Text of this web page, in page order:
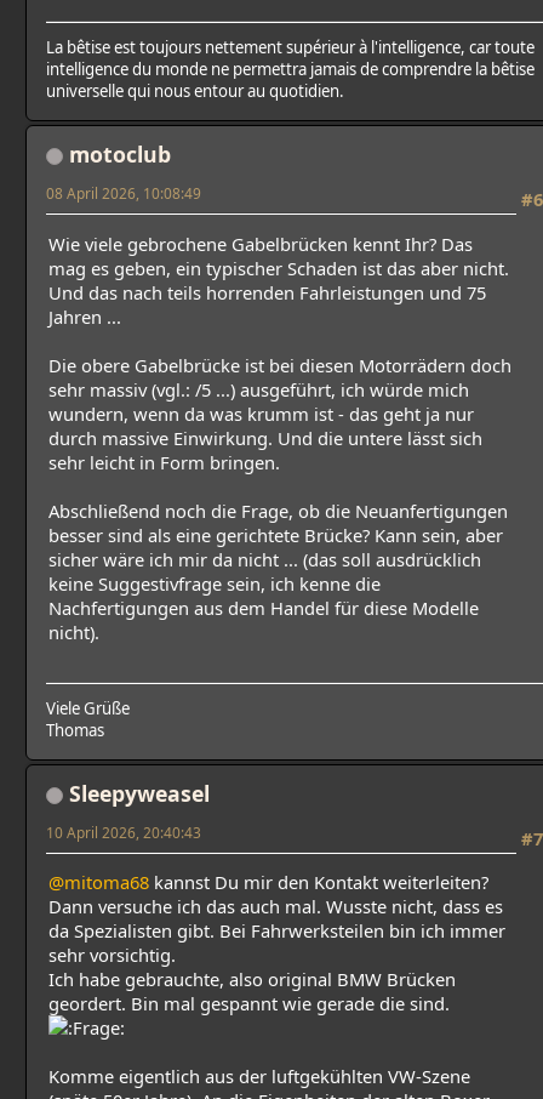
La bêtise est toujours nettement supérieur à l'intelligence, car toute
intelligence du monde ne permettra jamais de comprendre la bêtise
universelle qui nous entour au quotidien.
motoclub
#6
08 April 2026, 10:08:49
Wie viele gebrochene Gabelbrücken kennt Ihr? Das
mag es geben, ein typischer Schaden ist das aber nicht.
Und das nach teils horrenden Fahrleistungen und 75
Jahren ...
Die obere Gabelbrücke ist bei diesen Motorrädern doch
sehr massiv (vgl.: /5 ...) ausgeführt, ich würde mich
wundern, wenn da was krumm ist - das geht ja nur
durch massive Einwirkung. Und die untere lässt sich
sehr leicht in Form bringen.
Abschließend noch die Frage, ob die Neuanfertigungen
besser sind als eine gerichtete Brücke? Kann sein, aber
sicher wäre ich mir da nicht ... (das soll ausdrücklich
keine Suggestivfrage sein, ich kenne die
Nachfertigungen aus dem Handel für diese Modelle
nicht).
Viele Grüße
Thomas
Sleepyweasel
#7
10 April 2026, 20:40:43
@mitoma68 kannst Du mir den Kontakt weiterleiten?
Dann versuche ich das auch mal. Wusste nicht, dass es
da Spezialisten gibt. Bei Fahrwerksteilen bin ich immer
sehr vorsichtig.
Ich habe gebrauchte, also original BMW Brücken
geordert. Bin mal gespannt wie gerade die sind.
Komme eigentlich aus der luftgekühlten VW-Szene